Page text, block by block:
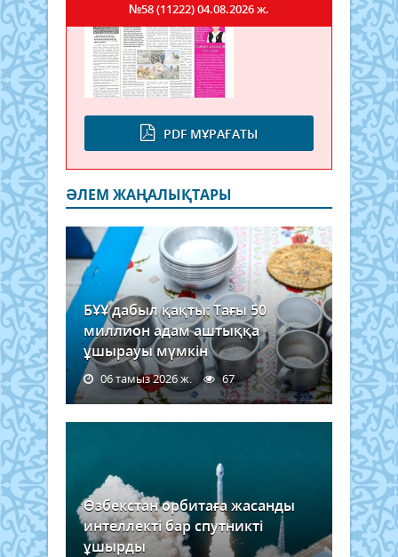
PDF МҰРАҒАТЫ
№58 (11222)04.08.2026 ж.
ӘЛЕМ ЖАҢАЛЫҚТАРЫ
БҰҰ дабыл қақты: Тағы 50
миллион адам аштыққа
ұшырауы мүмкін
06 тамыз 2026 ж. 67
Өзбекстан орбитаға жасанды
интеллекті бар спутникті
ұшырды